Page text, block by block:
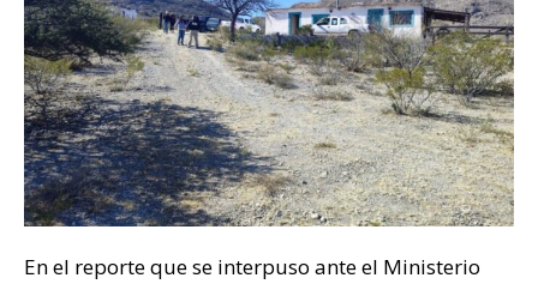
En el reporte que se interpuso ante el Ministerio